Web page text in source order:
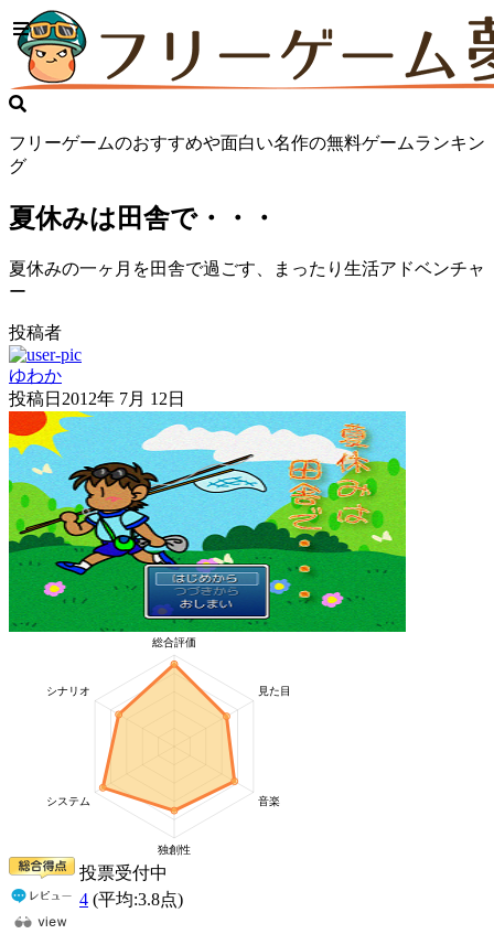
フリーゲームのおすすめや面白い名作の無料ゲームランキン
グ
夏休みは田舎で・・・
夏休みの一ヶ月を田舎で過ごす、まったり生活アドベンチャ
ー
投稿者
ゆわか
投稿日 2012年 7月 12日
投票受付中
4 (平均:3.8点)